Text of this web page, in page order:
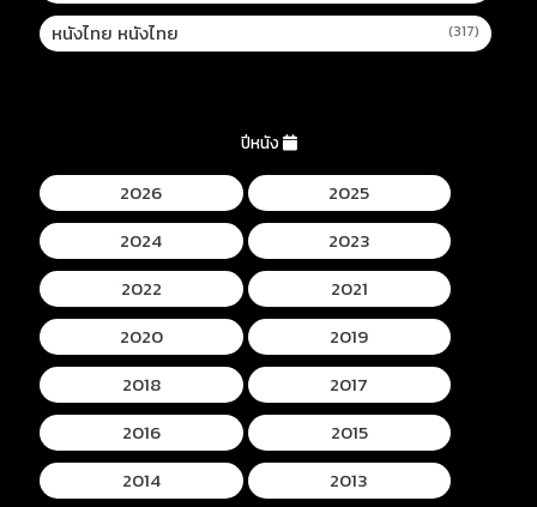
หนังไทย หนังไทย (317)
ปีหนัง
2026
2025
2024
2023
2022
2021
2020
2019
2018
2017
2016
2015
2014
2013